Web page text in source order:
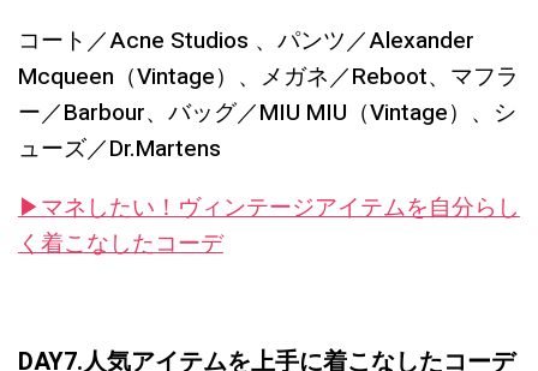
コート／Acne Studios 、パンツ／Alexander
Mcqueen（Vintage）、メガネ／Reboot、マフラ
ー／Barbour、バッグ／MIU MIU（Vintage）、シ
ューズ／Dr.Martens
▶︎マネしたい！ヴィンテージアイテムを自分らし
く着こなしたコーデ
DAY7.人気アイテムを上手に着こなしたコーデ